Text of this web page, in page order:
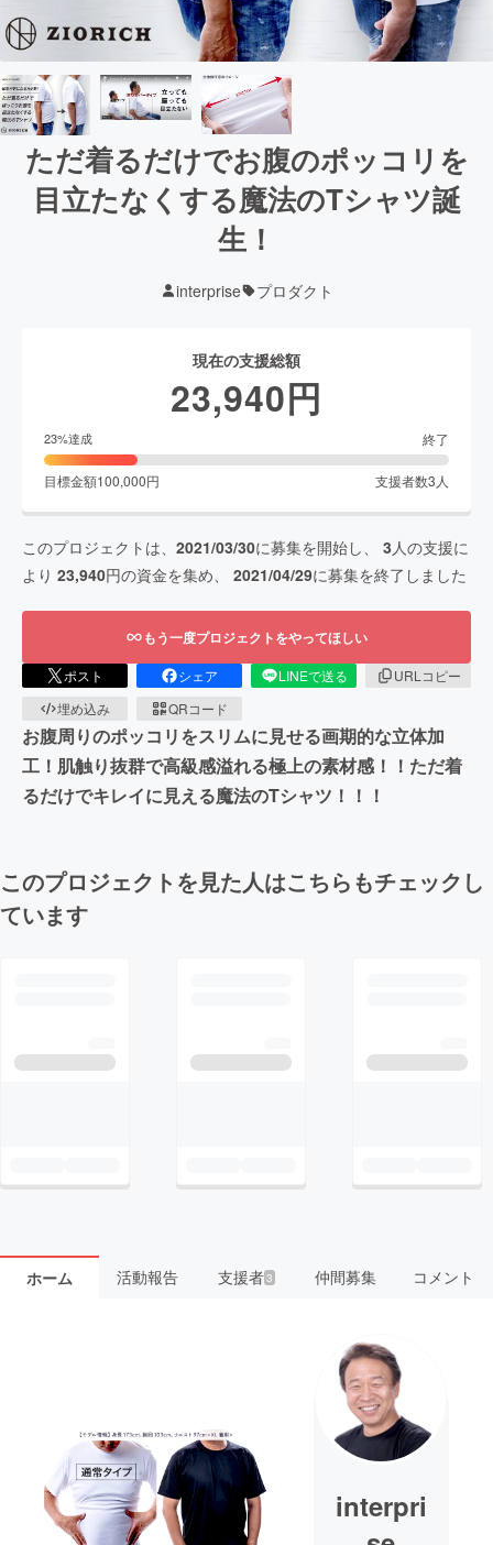
ただ着るだけでお腹のポッコリを
目立たなくする魔法のTシャツ誕
生！
interprise プロダクト
現在の支援総額
23,940円
23%達成 終了
目標金額100,000円 支援者数3 人
このプロジェクトは、 2021/03/30に募集を開始し、 3 人の支援に
より 23,940円の資金を集め、 2021/04/29に募集を終了しました
もう一度プロジェクトをやってほしい
ポスト シェア LINEで送る
URLコピー
埋め込み
QRコード
お腹周りのポッコリをスリムに見せる画期的な立体加
工！肌触り抜群で高級感溢れる極上の素材感！！ただ着
るだけでキレイに見える魔法のTシャツ！！！
このプロジェクトを見た人はこちらもチェックし
ています
ホーム 活動報告 支援者3 仲間募集 コメント
interpri